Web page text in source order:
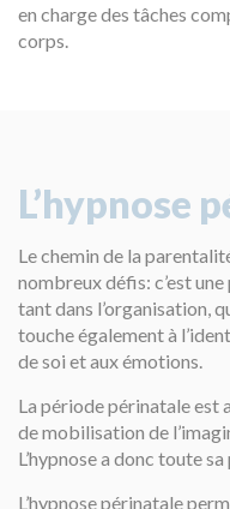
en charge des tâches
corps.
L’hypnose
Le chemin de la
nombreux défis: c’est
tant dans l’organisation,
touche également à
de soi et aux émotions.
La période périnatale est
de mobilisation de
L’hypnose a donc toute
L’hypnose périnatale